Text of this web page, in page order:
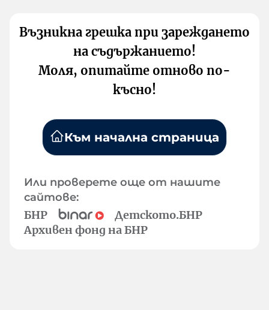
Възникна грешка при зареждането
на съдържанието!
Моля, опитайте отново по-
късно!
Към начална страница
Или проверете още от нашите
сайтове:
БНР
Детското.БНР
Архивен фонд на БНР